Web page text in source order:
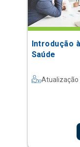
Introdução
Saúde
Atualização